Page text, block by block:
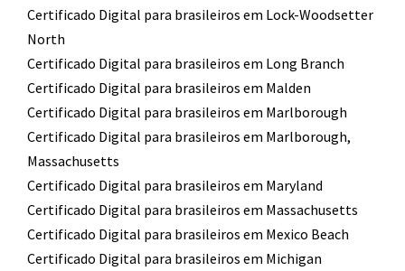
Certificado Digital para brasileiros em Lock-Woodsetter
North
Certificado Digital para brasileiros em Long Branch
Certificado Digital para brasileiros em Malden
Certificado Digital para brasileiros em Marlborough
Certificado Digital para brasileiros em Marlborough,
Massachusetts
Certificado Digital para brasileiros em Maryland
Certificado Digital para brasileiros em Massachusetts
Certificado Digital para brasileiros em Mexico Beach
Certificado Digital para brasileiros em Michigan